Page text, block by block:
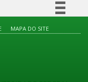
MAPA DO SITE